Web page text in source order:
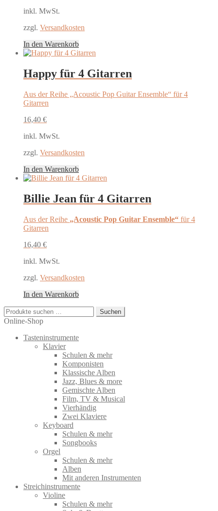
inkl. MwSt.
zzgl. Versandkosten
In den Warenkorb
Happy für 4 Gitarren
Aus der Reihe „Acoustic Pop Guitar Ensemble“ für 4
Gitarren
16,40 €
inkl. MwSt.
zzgl. Versandkosten
In den Warenkorb
Billie Jean für 4 Gitarren
Aus der Reihe „Acoustic Pop Guitar Ensemble“ für 4
Gitarren
16,40 €
inkl. MwSt.
zzgl. Versandkosten
In den Warenkorb
Suchen
nach:
Suchen
Online-Shop
Tasteninstrumente
Klavier
Schulen & mehr
Komponisten
Klassische Alben
Jazz, Blues & more
Gemischte Alben
Film, TV & Musical
Vierhändig
Zwei Klaviere
Keyboard
Schulen & mehr
Songbooks
Orgel
Schulen & mehr
Alben
Mit anderen Instrumenten
Streichinstrumente
Violine
Schulen & mehr